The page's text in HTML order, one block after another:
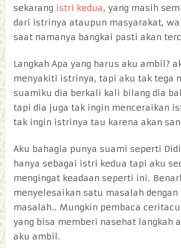
sekarang istri kedua, yang masih
dari istrinya ataupun masyarakat,
saat namanya bangkai pasti akan
Langkah Apa yang harus aku ambil?
menyakiti istrinya, tapi aku tak tega
suamiku dia berkali kali bilang dia
tapi dia juga tak ingin menceraikan
tak ingin istrinya tau karena akan
Aku bahagia punya suami seperti
hanya sebagai istri kedua tapi aku
mengingat keadaan seperti ini.
menyelesaikan satu masalah dengan
masalah.. Mungkin pembaca
yang bisa memberi nasehat langkah
aku ambil.